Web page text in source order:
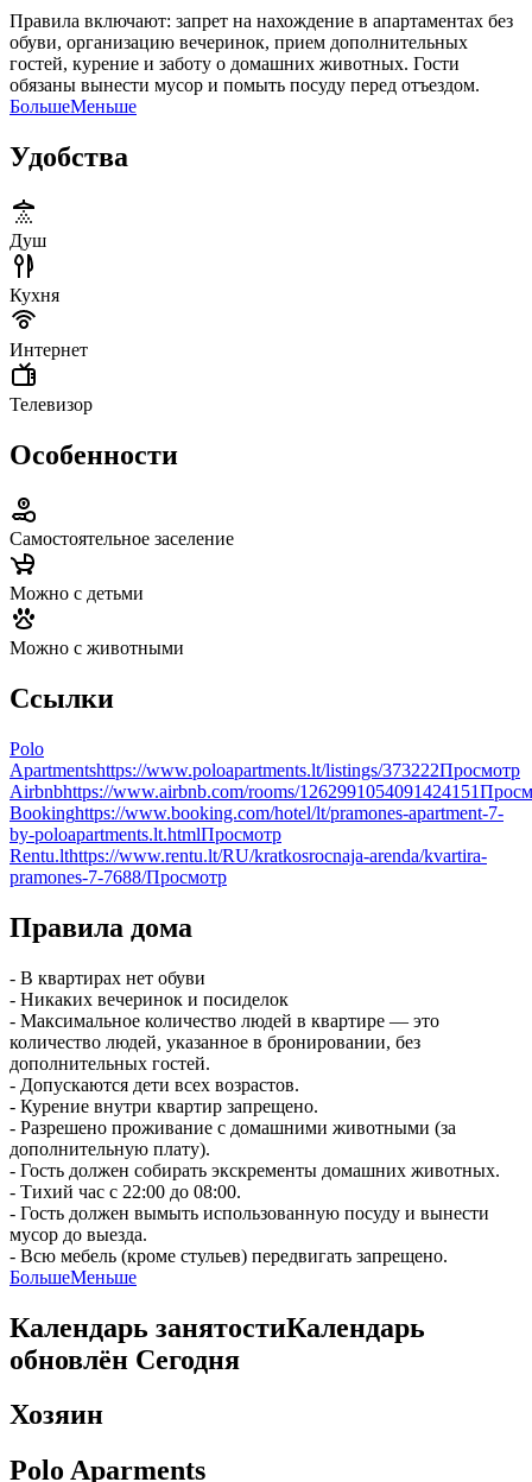
Правила включают: запрет на нахождение в апартаментах без
обуви, организацию вечеринок, прием дополнительных
гостей, курение и заботу о домашних животных. Гости
обязаны вынести мусор и помыть посуду перед отъездом.
БольшеМеньше
Удобства
Душ
Кухня
Интернет
Телевизор
Особенности
Самостоятельное заселение
Можно с детьми
Можно с животными
Ссылки
Polo
Apartmentshttps://www.poloapartments.lt/listings/373222Просмотр
Airbnbhttps://www.airbnb.com/rooms/1262991054091424151
Bookinghttps://www.booking.com/hotel/lt/pramones-apartment-7-
by-poloapartments.lt.htmlПросмотр
Rentu.lthttps://www.rentu.lt/RU/kratkosrocnaja-arenda/kvartira-
pramones-7-7688/Просмотр
Правила дома
- В квартирах нет обуви
- Никаких вечеринок и посиделок
- Максимальное количество людей в квартире — это
количество людей, указанное в бронировании, без
дополнительных гостей.
- Допускаются дети всех возрастов.
- Курение внутри квартир запрещено.
- Разрешено проживание с домашними животными (за
дополнительную плату).
- Гость должен собирать экскременты домашних животных.
- Тихий час с 22:00 до 08:00.
- Гость должен вымыть использованную посуду и вынести
мусор до выезда.
- Всю мебель (кроме стульев) передвигать запрещено.
БольшеМеньше
Календарь занятостиКалендарь
обновлён Сегодня
Хозяин
Polo Aparments